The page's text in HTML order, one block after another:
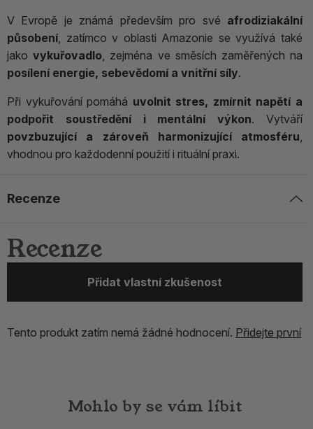
V Evropě je známá především pro své afrodiziakální
působení, zatímco v oblasti Amazonie se využívá také
jakovykuřovadlo, zejména ve směsích zaměřených na
posílení energie, sebevědomí a vnitřní síly.
Při vykuřování pomáhá uvolnit stres, zmírnit napětí a
podpořit soustředění i mentální výkon. Vytváří
povzbuzující a zároveň harmonizující atmosféru,
vhodnou pro každodenní použití i rituální praxi.
Recenze
Recenze
Přidat vlastní zkušenost
Tento produkt zatím nemá žádné hodnocení. Přidejte první
Mohlo by se vám líbit